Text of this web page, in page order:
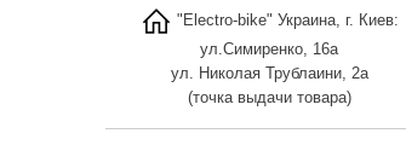
"Electro-bike" Украина, г. Киев:
ул.Симиренко, 16а
ул. Николая Трублаини, 2а
(точка выдачи товара)